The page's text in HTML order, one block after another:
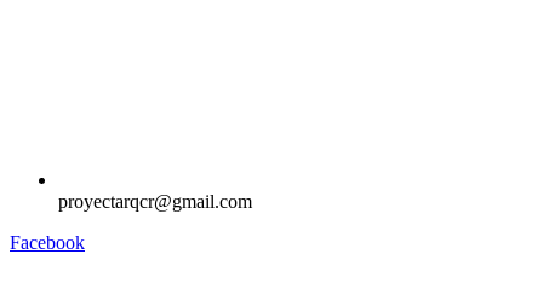
proyectarqcr@gmail.com
Facebook